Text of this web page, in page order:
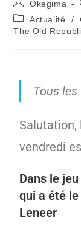
Okegima
Actualité
/
The Old
Tous
Salutation,
vendredi
Dans le
qui a été
Leneer